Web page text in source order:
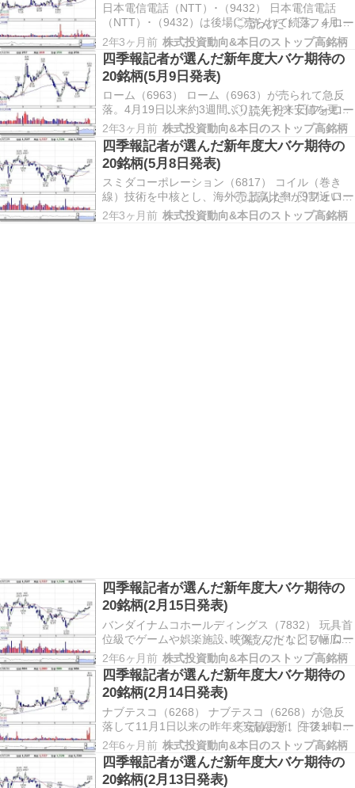
日本電信電話（NTT）･（9432） 日本電信電話
（NTT）･（9432）は後場に売られて続落。4月19
日に付けた年初来安値を更新しており､午後1時44
分現在では前日比3円（1.8％）安の164.9円で取引
されている。 極洋（1301） 水産品の貿易･加工･
買い付けを行っている極…
2年3ヶ月前 株式投資動向&本日のストップ高銘柄
四季報記者が選んだ新年度大バケ期待の
20銘柄(5月9日発表)
ローム（6963） ローム（6963）が売られて急反
落。4月19日以来約3週間ぶりに年初来安値を更新
し､午前10時16分時点では前日より235.5円
（10.5％）安の2019円となっている。 オリックス
（8591） リース国内首位で生保や不動産など幅広
く手がけるオリックス（859…
2年3ヶ月前 株式投資動向&本日のストップ高銘柄
四季報記者が選んだ新年度大バケ期待の
20銘柄(5月8日発表)
スミダコーポレーション（6817） コイル（巻き
線）技術を中核とし、海外売上高比率が9割近い電
子部品メーカーであるスミダコーポレーション
（6817）の今2024年12月期第1四半期（2024年1
2年3ヶ月前 株式投資動向&本日のストップ高銘柄
四季報記者が選んだ新年度大バケ期待の
20銘柄(2月15日発表)
バンダイナムコホールディングス（7832） 玩具首
位級でゲームや娯楽施設､映像ソフトなども幅広く
手がけるバンダイナムコホールディングス
（7832）が急落して12月18日につけた昨年来安値
を約2カ月ぶりに更新。 ペプチドリーム（4587）
創薬ベンチャーのペプチドリーム（4587）…
2年6ヶ月前 株式投資動向&本日のストップ高銘柄
四季報記者が選んだ新年度大バケ期待の
20銘柄(2月14日発表)
ナブテスコ（6268） ナブテスコ（6268）が急反
落して11月1日以来の昨年来安値更新。午後1時57
分現在では前日より460円（15.9％）安い2430円
で東証プライム市場の値下がり率銘柄ランキング
の2位となっている。 源ホールディングス
（3561） 博多ラーメン｢一風堂｣を展…
2年6ヶ月前 株式投資動向&本日のストップ高銘柄
四季報記者が選んだ新年度大バケ期待の
20銘柄(2月13日発表)